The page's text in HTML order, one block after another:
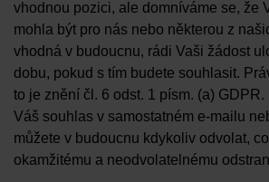
vhodnou pozici, ale domníváme se, že
mohla být pro nás nebo některou z
vhodná v budoucnu, rádi Vaši žádost
dobu, pokud s tím budete souhlasit.
to je znění čl. 6 odst. 1 písm. (a)
Váš souhlas v samostatném e-mailu
můžete v budoucnu kdykoliv odvolat,
okamžitému a neodvolatelnému